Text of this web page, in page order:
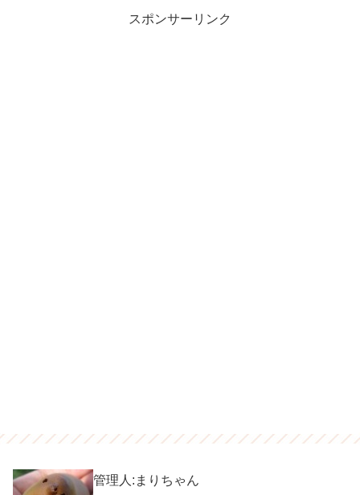
スポンサーリンク
管理人:まりちゃん